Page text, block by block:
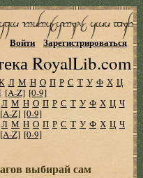
RoyalLib.com
Войти Зарегистрироваться
Л М Н О П Р С Т У Ф Х Ц
[A-Z] [0-9]
Л М Н О П Р С Т У Ф Х Ц Ч
[A-Z] [0-9]
Л М Н О П Р С Т У Ф Х Ц Ч
[A-Z] [0-9]
выбирай сам